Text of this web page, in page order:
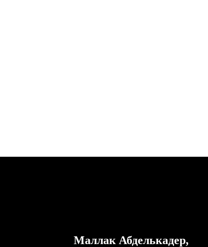
Маллак Абделькадер,